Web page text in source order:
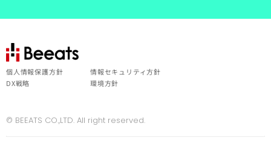
© BEEATS CO.,LTD. All right reserved.
個人情報保護方針
情報セキュリティ方針
DX戦略
環境方針